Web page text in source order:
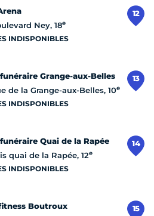
12
Ney, 18e
INDISPONIBLES
13
Grange-aux-Belles
de la Grange-aux-Belles, 10e
INDISPONIBLES
14
Quai de la Rapée
quai de la Rapée, 12e
INDISPONIBLES
15
Boutroux